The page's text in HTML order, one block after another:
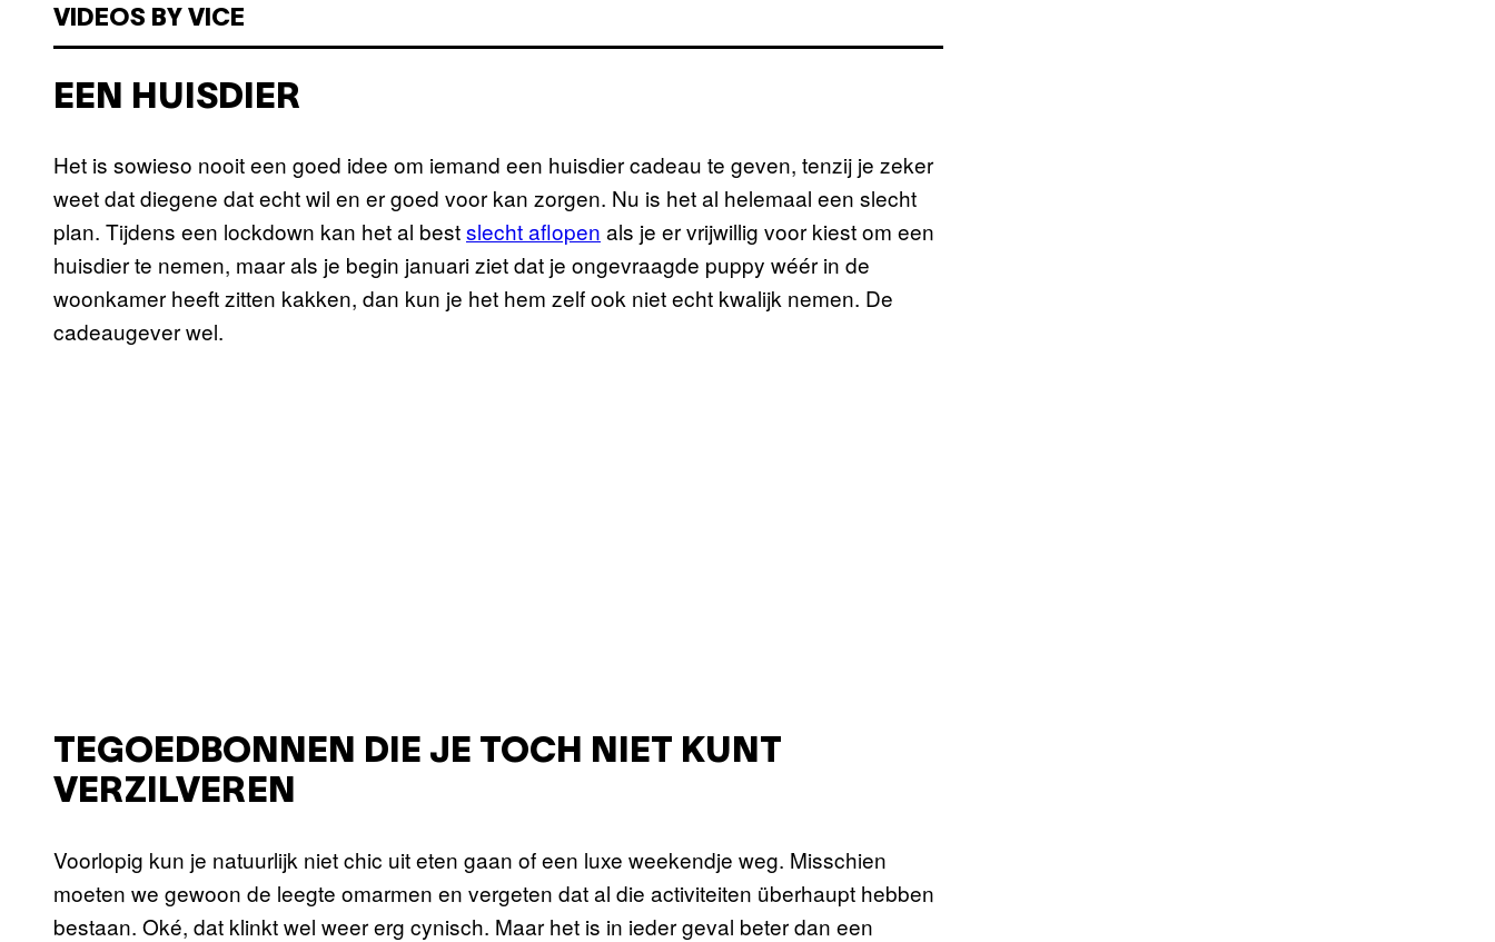
VIDEOS BY VICE
EEN HUISDIER
Het is sowieso nooit een goed idee om iemand een huisdier cadeau te geven, tenzij je zeker
weet dat diegene dat echt wil en er goed voor kan zorgen. Nu is het al helemaal een slecht
plan. Tijdens een lockdown kan het al bestslecht aflopen als je er vrijwillig voor kiest om een
huisdier te nemen, maar als je begin januari ziet dat je ongevraagde puppy wéér in de
woonkamer heeft zitten kakken, dan kun je het hem zelf ook niet echt kwalijk nemen. De
cadeaugever wel.
TEGOEDBONNEN DIE JE TOCH NIET KUNT
VERZILVEREN
Voorlopig kun je natuurlijk niet chic uit eten gaan of een luxe weekendje weg. Misschien
moeten we gewoon de leegte omarmen en vergeten dat al die activiteiten überhaupt hebben
bestaan. Oké, dat klinkt wel weer erg cynisch. Maar het is in ieder geval beter dan een